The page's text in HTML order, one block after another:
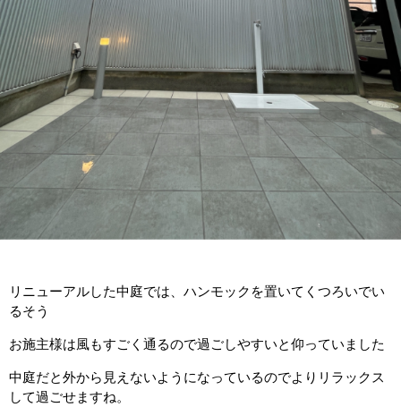
リニューアルした中庭では、ハンモックを置いてくつろいでい
るそう
お施主様は風もすごく通るので過ごしやすいと仰っていました
中庭だと外から見えないようになっているのでよりリラックス
して過ごせますね。